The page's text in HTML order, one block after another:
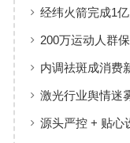
经纬火箭完成1
200万运动人群
与适配逻辑
内调祛斑成消费
者认可
激光行业舆情迷
后值得深思
源头严控 + 贴心